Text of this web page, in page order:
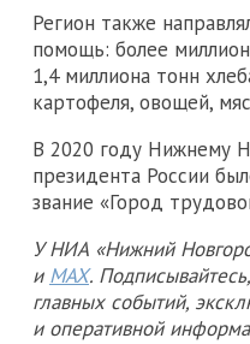
Регион также
помощь: более
1,4 миллиона тонн
картофеля, овощей,
В 2020 году Нижнему
президента России
звание «Город
У НИА «Нижний
и MAX.
главных событий,
и оперативной